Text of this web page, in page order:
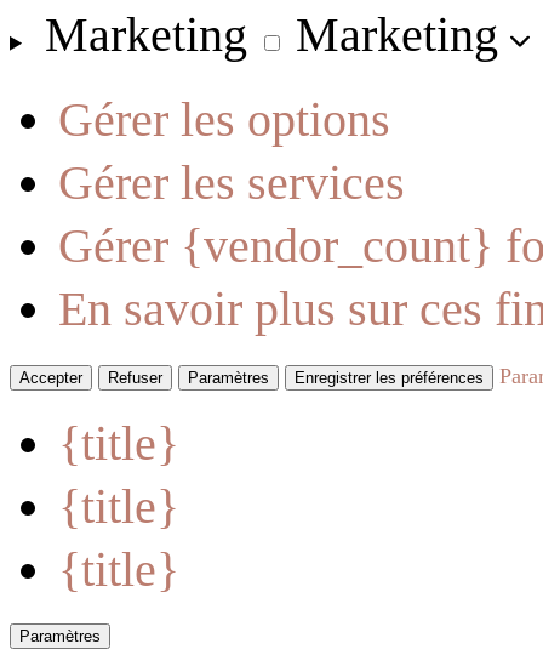
Marketing
Marketing
Gérer les options
Gérer les services
Gérer {vendor_count}
En savoir plus sur ces
Accepter Refuser Paramètres Enregistrer les préférences
{title}
{title}
{title}
Paramètres